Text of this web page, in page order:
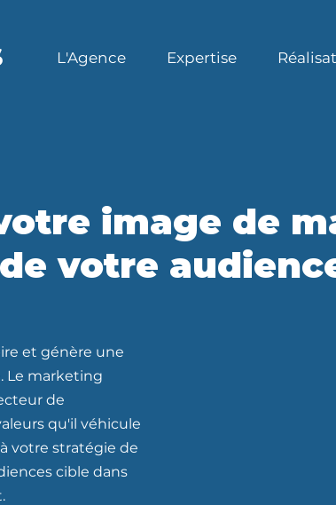
L'Agence Expertise
et génère une
Le marketing
de
qu'il véhicule
votre stratégie de
cible dans
image de
votre